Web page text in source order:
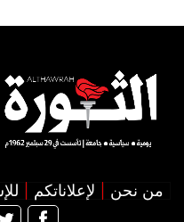
من نحن لإعلاناتكم